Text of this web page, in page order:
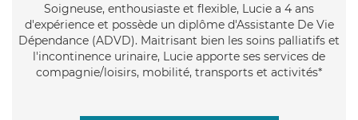
Soigneuse, enthousiaste et flexible, Lucie a 4 ans
d'expérience et possède un diplôme d'Assistante De Vie
Dépendance (ADVD). Maitrisant bien les soins palliatifs et
l'incontinence urinaire, Lucie apporte ses services de
compagnie/loisirs, mobilité, transports et activités*